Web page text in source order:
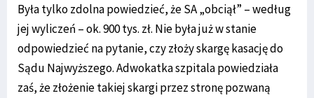
Była tylko zdolna powiedzieć, że SA „obciął” – według
jej wyliczeń – ok. 900 tys. zł. Nie była już w stanie
odpowiedzieć na pytanie, czy złoży skargę kasację do
Sądu Najwyższego. Adwokatka szpitala powiedziała
zaś, że złożenie takiej skargi przez stronę pozwaną